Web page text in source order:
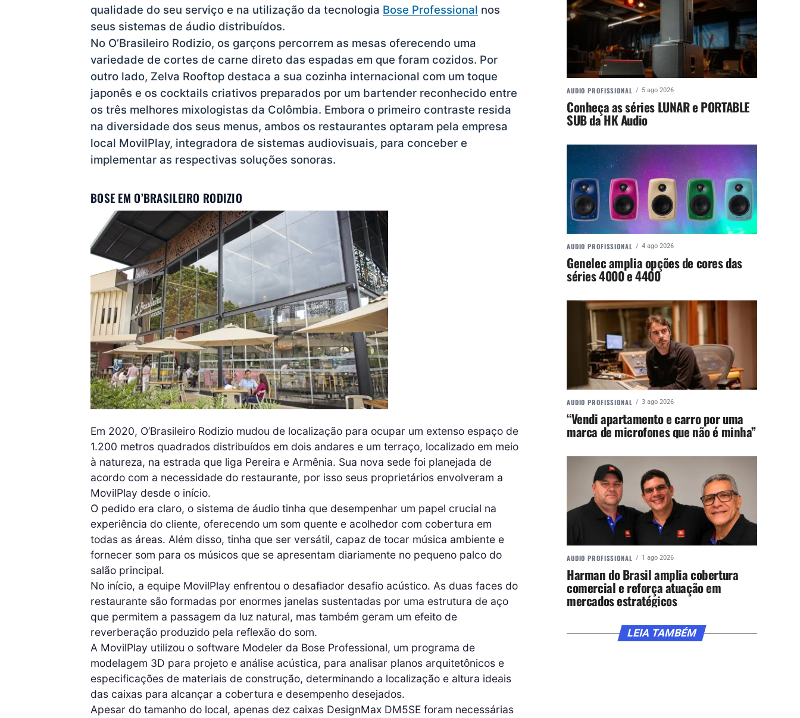
qualidade do seu serviço e na utilização da tecnologia Bose Professional nos
seus sistemas de áudio distribuídos.
No O’Brasileiro Rodizio, os garçons percorrem as mesas oferecendo uma
variedade de cortes de carne direto das espadas em que foram cozidos. Por
outro lado, Zelva Rooftop destaca a sua cozinha internacional com um toque
japonês e os cocktails criativos preparados por um bartender reconhecido entre
os três melhores mixologistas da Colômbia. Embora o primeiro contraste resida
na diversidade dos seus menus, ambos os restaurantes optaram pela empresa
local MovilPlay, integradora de sistemas audiovisuais, para conceber e
implementar as respectivas soluções sonoras.
BOSE EM O’BRASILEIRO RODIZIO
Em 2020, O’Brasileiro Rodizio mudou de localização para ocupar um extenso espaço de
1.200 metros quadrados distribuídos em dois andares e um terraço, localizado em meio
à natureza, na estrada que liga Pereira e Armênia. Sua nova sede foi planejada de
acordo com a necessidade do restaurante, por isso seus proprietários envolveram a
MovilPlay desde o início.
O pedido era claro, o sistema de áudio tinha que desempenhar um papel crucial na
experiência do cliente, oferecendo um som quente e acolhedor com cobertura em
todas as áreas. Além disso, tinha que ser versátil, capaz de tocar música ambiente e
fornecer som para os músicos que se apresentam diariamente no pequeno palco do
salão principal.
No início, a equipe MovilPlay enfrentou o desafiador desafio acústico. As duas faces do
restaurante são formadas por enormes janelas sustentadas por uma estrutura de aço
que permitem a passagem da luz natural, mas também geram um efeito de
reverberação produzido pela reflexão do som.
A MovilPlay utilizou o software Modeler da Bose Professional, um programa de
modelagem 3D para projeto e análise acústica, para analisar planos arquitetônicos e
especificações de materiais de construção, determinando a localização e altura ideais
das caixas para alcançar a cobertura e desempenho desejados.
Apesar do tamanho do local, apenas dez caixas DesignMax DM5SE foram necessárias
AUDIO PROFISSIONAL 5 ago 2026
Conheça as séries LUNAR e PORTABLE
SUB da HK Audio
AUDIO PROFISSIONAL 4 ago 2026
Genelec amplia opções de cores das
séries 4000 e 4400
AUDIO PROFISSIONAL 3 ago 2026
“Vendi apartamento e carro por uma
marca de microfones que não é minha”
AUDIO PROFISSIONAL 1 ago 2026
Harman do Brasil amplia cobertura
comercial e reforça atuação em
mercados estratégicos
LEIA TAMBÉM